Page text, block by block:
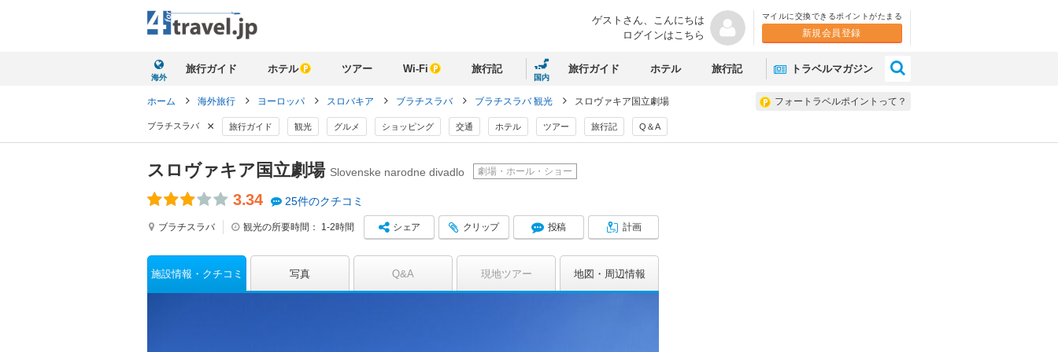
ゲストさん、 こんにちは
ログインはこちら
マイルに交換できるポイントがたまる
新規会員登録
海外
旅行ガイド ホテル ツアー Wi-Fi 旅行記
国内
旅行ガイド ホテル 旅行記 トラベルマガジン
フォートラベルポイントって？
ホーム 海外旅行 ヨーロッパ スロバキア ブラチスラバ ブラチスラバ 観光 スロヴァキア国立劇場
ブラチスラバ × 旅行ガイド 観光 グルメ ショッピング 交通 ホテル ツアー 旅行記 Q＆A
スロヴァキア国立劇場 Slovenske narodne divadlo 劇場・ホール・ショー
3.34 25件のクチコミ
ブラチスラバ 観光の所要時間： 1-2時間 シェア クリップ 投稿 計画
施設情報 クチコミ 写真 Q&A 現地ツアー 地図 周辺情報